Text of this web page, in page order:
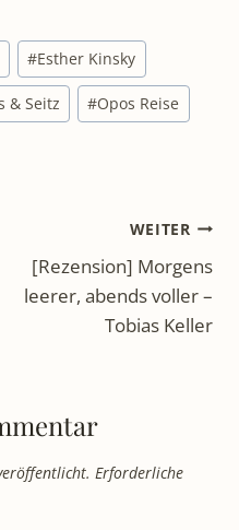
#Esther Kinsky
& Seitz #Opos Reise
WEITER
[Rezension] Morgens
leerer, abends voller –
Tobias Keller
Erforderliche